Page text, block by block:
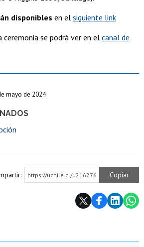
disponibles en el siguiente link
se podrá ver en el canal de
mayo de 2024
https://uchile.cl/u216276 Copiar